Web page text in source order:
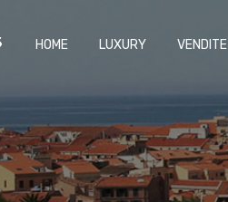
HOME LUXURY VENDITE